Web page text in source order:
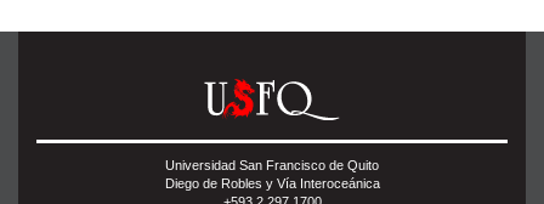
Universidad San Francisco de Quito
Diego de Robles y Vía Interoceánica